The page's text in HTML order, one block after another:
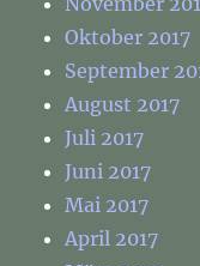
Oktober 2017
September
August 2017
Juli 2017
Juni 2017
Mai 2017
April 2017